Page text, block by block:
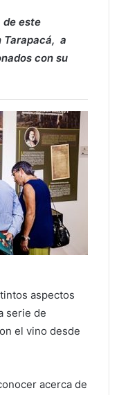
de este
Tarapacá, a
con su
aspectos
serie de
el vino desde
acerca de